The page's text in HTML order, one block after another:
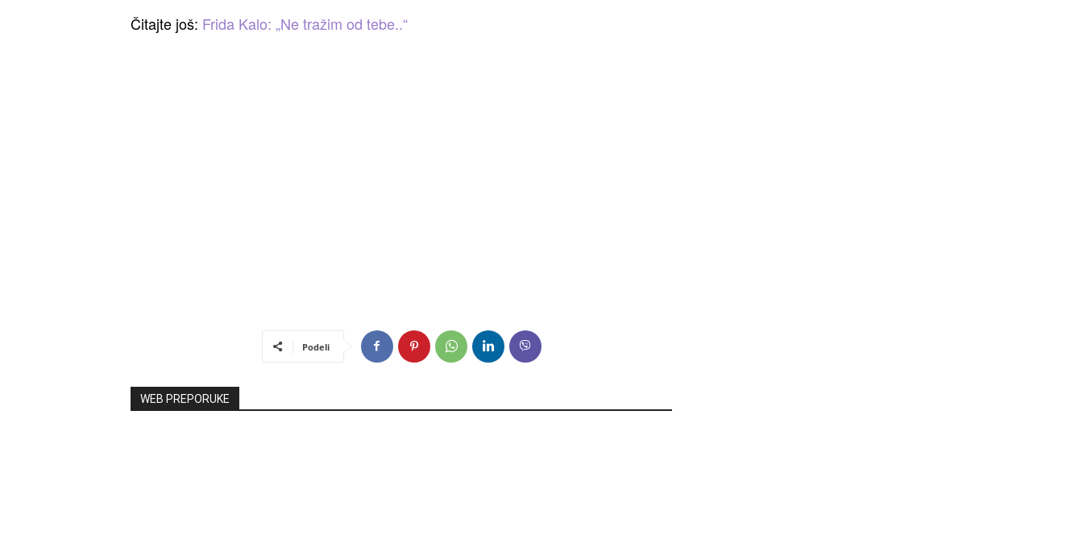
Čitajte još: Frida Kalo: „Ne tražim od tebe..“
Podeli
WEB PREPORUKE